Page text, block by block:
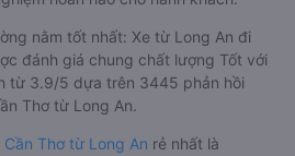
nằm tốt nhất: Xe từ Long An đi
đánh giá chung chất lượng Tốt với
từ 3.9/5 dựa trên 3445 phản hồi
Thơ từ Long An.
Thơ từ Long An rẻ nhất là